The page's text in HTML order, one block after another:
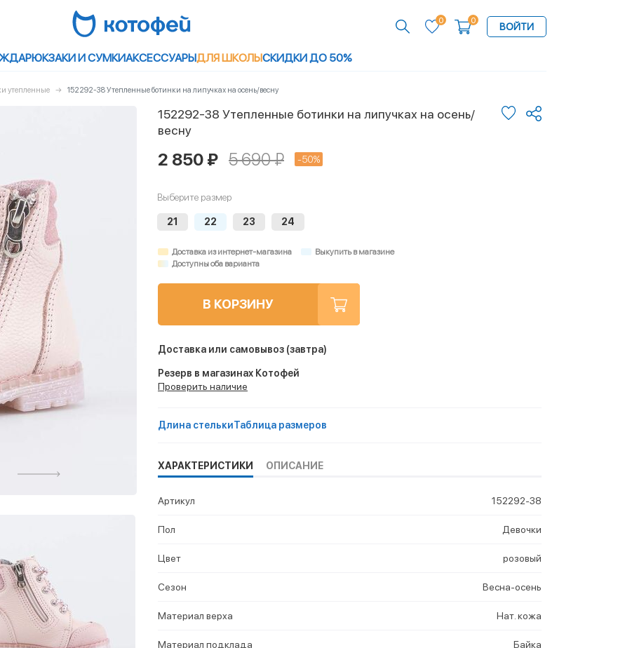
0 0
ВОЙТИ
РЮКЗАКИ И СУМКИАКСЕССУАРЫДЛЯ ШКОЛЫСКИДКИ ДО 50%
утепленные 152292-38 Утепленные ботинки на липучках на осень/весну
152292-38 Утепленные ботинки на липучках на осень/
весну
2 850 ₽ 5 690 ₽ -50%
Выберите размер
21 22 23 24
Доставка из интернет-магазина
Выкупить в магазине
Доступны оба варианта
В КОРЗИНУ
Доставка или самовывоз (завтра)
Резерв в магазинах Котофей
Проверить наличие
Длина стелькиТаблица размеров
ХАРАКТЕРИСТИКИ ОПИСАНИЕ
Артикул 152292-38
Пол Девочки
Цвет розовый
Сезон Весна-осень
Материал верха Нат. кожа
Материал подклада Байка